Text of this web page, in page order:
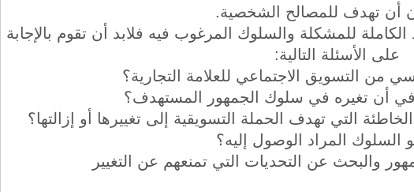
أن تهدف للمصالح الشخصية.
الكاملة للمشكلة والسلوك المرغوب فيه فلابد أن تقوم بالإجابة
على الأسئلة التالية:
والبحث عن التحديات التي تمنعهم عن التغيير